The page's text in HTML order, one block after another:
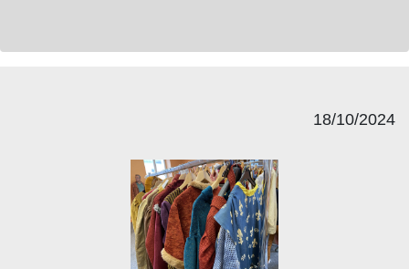
18/10/2024